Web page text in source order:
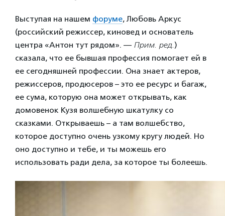
Выступая на нашем форуме, Любовь Аркус
(российский режиссер, киновед и основатель
центра «Антон тут рядом». — Прим. ред. )
сказала, что ее бывшая профессия помогает ей в
ее сегодняшней профессии. Она знает актеров,
режиссеров, продюсеров – это ее ресурс и багаж,
ее сума, которую она может открывать, как
домовенок Кузя волшебную шкатулку со
сказками. Открываешь – а там волшебство,
которое доступно очень узкому кругу людей. Но
оно доступно и тебе, и ты можешь его
использовать ради дела, за которое ты болеешь.